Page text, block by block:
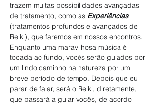
trazem muitas possibilidades avançadas
de tratamento, como as Experiências
(tratamentos profundos e avançados de
Reiki), que faremos em nossos encontros.
Enquanto uma maravilhosa música é
tocada ao fundo, vocês serão guiados por
um lindo caminho na natureza por um
breve período de tempo. Depois que eu
parar de falar, será o Reiki, diretamente,
que passará a guiar vocês, de acordo